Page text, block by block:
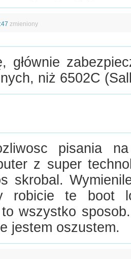
zmieniony
głównie
niż 6502C
pisania
z super
skrobal.
robicie te boot
wszystko
jestem oszustem.